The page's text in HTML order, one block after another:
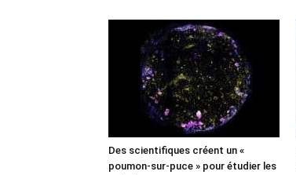
Des scientifiques créent un «
poumon-sur-puce » pour étudier les